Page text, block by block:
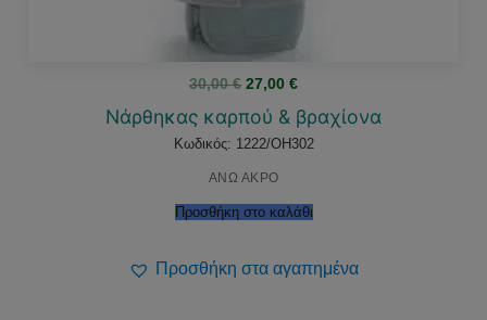
30,00€ Original
price
was:
30,00 €.
27,00 €Η
τιμή
είναι:
27,00 €.
Νάρθηκας καρπού & βραχίονα
Κωδικός: 1222/OH302
ΑΝΩ ΑΚΡΟ
Προσθήκη στο καλάθι
Προσθήκη στα αγαπημένα